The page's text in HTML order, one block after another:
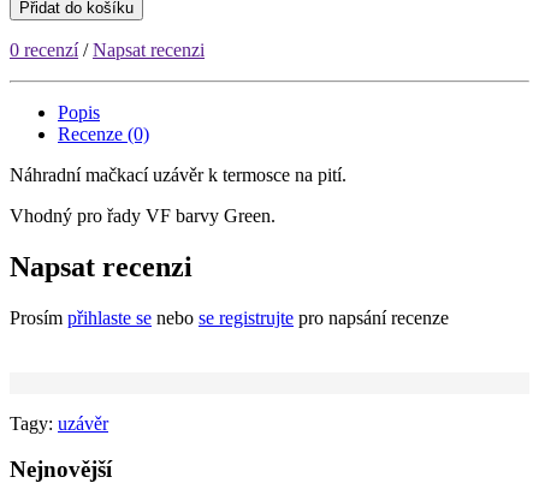
Přidat do košíku
0 recenzí/Napsat recenzi
Popis
Recenze (0)
Náhradní mačkací uzávěr k termosce na pití.
Vhodný pro řady VF barvy Green.
Napsat recenzi
Prosím přihlaste se nebo se registrujte pro napsání recenze
Tagy: uzávěr
Nejnovější